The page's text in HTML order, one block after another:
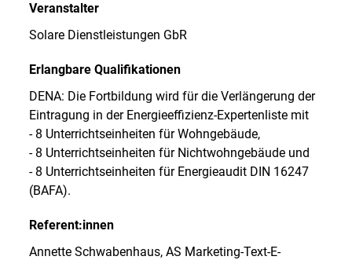
Veranstalter
Solare Dienstleistungen GbR
Erlangbare Qualifikationen
DENA: Die Fortbildung wird für die Verlängerung der
Eintragung in der Energieeffizienz-Expertenliste mit
- 8 Unterrichtseinheiten für Wohngebäude,
- 8 Unterrichtseinheiten für Nichtwohngebäude und
- 8 Unterrichtseinheiten für Energieaudit DIN 16247
(BAFA).
Referent:innen
Annette Schwabenhaus, AS Marketing-Text-E-